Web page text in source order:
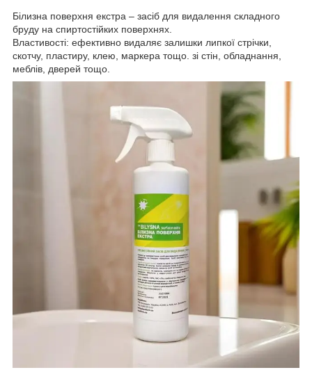
Білизна поверхня екстра – засіб для видалення складного
бруду на спиртостійких поверхнях.
Властивості: ефективно видаляє залишки липкої стрічки,
скотчу, пластиру, клею, маркера тощо. зі стін, обладнання,
меблів, дверей тощо.